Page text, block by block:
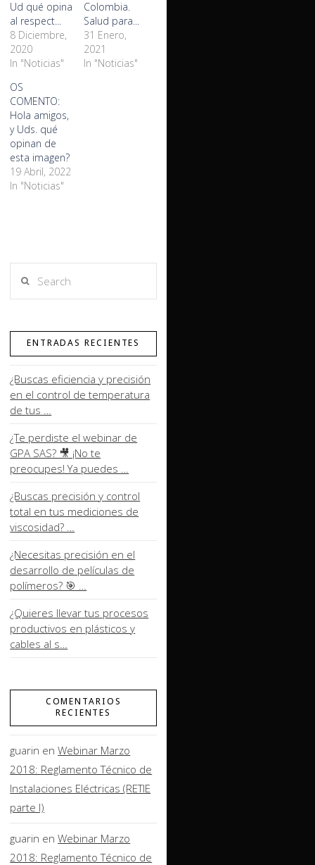
Ud qué opina
al respect...
8 Diciembre,
2020
In "Noticias"
Colombia.
Salud para...
31 Enero,
2021
In "Noticias"
OS
COMENTO:
Hola amigos,
y Uds. qué
opinan de
esta imagen?
19 Abril, 2022
In "Noticias"
ENTRADAS RECIENTES
¿Buscas eficiencia y precisión
en el control de temperatura
de tus …
¿Te perdiste el webinar de
GPA SAS? 🎥 ¡No te
preocupes! Ya puedes …
¿Buscas precisión y control
total en tus mediciones de
viscosidad? …
¿Necesitas precisión en el
desarrollo de películas de
polímeros? 🎯 …
¿Quieres llevar tus procesos
productivos en plásticos y
cables al s…
COMENTARIOS
RECIENTES
guarin enWebinar Marzo
2018: Reglamento Técnico de
Instalaciones Eléctricas (RETIE
parte I)
guarin enWebinar Marzo
2018: Reglamento Técnico de